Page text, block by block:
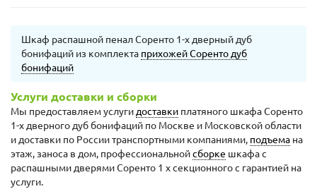
Шкаф распашной пенал Соренто 1-х дверный дуб
бонифаций из комплекта прихожей Соренто дуб
бонифаций
Услуги доставки и сборки
Мы предоставляем услугидоставки платяного шкафа Соренто
1-х дверного дуб бонифаций по Москве и Московской области
и доставки по России транспортными компаниями, подъема на
этаж, заноса в дом, профессиональнойсборке шкафа с
распашными дверями Соренто 1 х секционного с гарантией на
услуги.